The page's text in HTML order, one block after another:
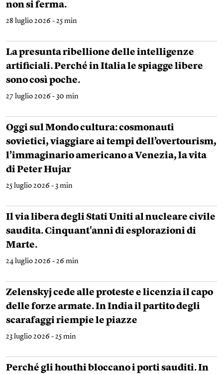
non si ferma.
28 luglio 2026 - 25 min
La presunta ribellione delle intelligenze
artificiali. Perché in Italia le spiagge libere
sono così poche.
27 luglio 2026 - 30 min
Oggi sul Mondo cultura: cosmonauti
sovietici, viaggiare ai tempi dell’overtourism,
l’immaginario americano a Venezia, la vita
di Peter Hujar
25 luglio 2026 - 3 min
Il via libera degli Stati Uniti al nucleare civile
saudita. Cinquant'anni di esplorazioni di
Marte.
24 luglio 2026 - 26 min
Zelenskyj cede alle proteste e licenzia il capo
delle forze armate. In India il partito degli
scarafaggi riempie le piazze
23 luglio 2026 - 25 min
Perché gli houthi bloccano i porti sauditi. In